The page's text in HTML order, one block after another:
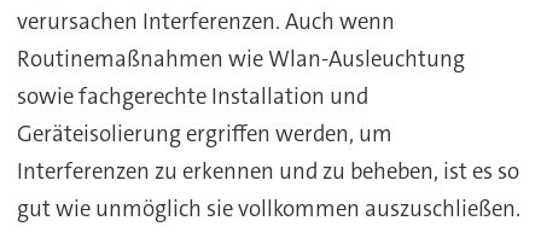
verursachen Interferenzen. Auch wenn
Routinemaßnahmen wie Wlan-Ausleuchtung
sowie fachgerechte Installation und
Geräteisolierung ergriffen werden, um
Interferenzen zu erkennen und zu beheben, ist es so
gut wie unmöglich sie vollkommen auszuschließen.